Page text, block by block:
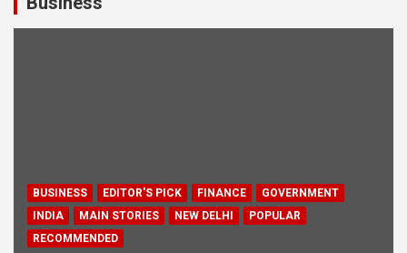
BUSINESS EDITOR'S PICK FINANCE
GOVERNMENT
INDIA
MAIN STORIES NEW DELHI
POPULAR
RECOMMENDED